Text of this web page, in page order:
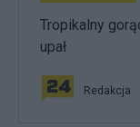
Tropikalny
upał
Redakcja